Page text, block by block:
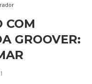
COM
GROOVER: